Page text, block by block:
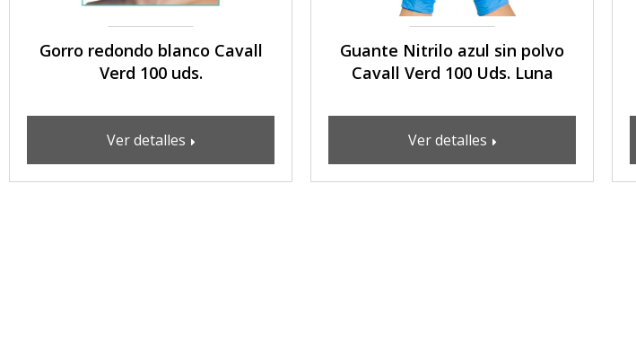
Gorro redondo blanco Cavall
Verd 100 uds.
Ver detalles
Guante Nitrilo azul sin polvo
Cavall Verd 100 Uds. Luna
Ver detalles